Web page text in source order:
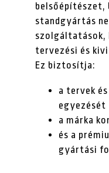
belsőépítészet,
standgyártás
szolgáltatások,
tervezési és
Ez biztosítja:
a tervek
egyezését
a márka
és a
gyártási